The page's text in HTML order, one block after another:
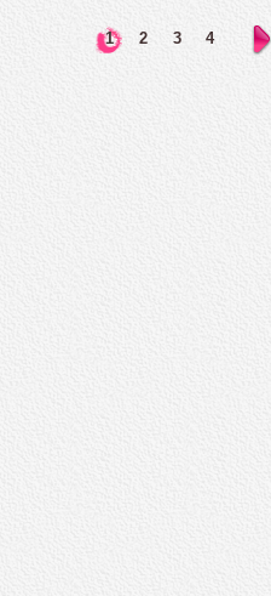
1 2 3 4